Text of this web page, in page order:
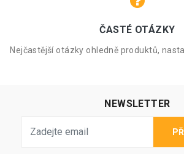
ČASTÉ OTÁZKY
Nejčastější otázky ohledně produktů,
NEWSLETTER